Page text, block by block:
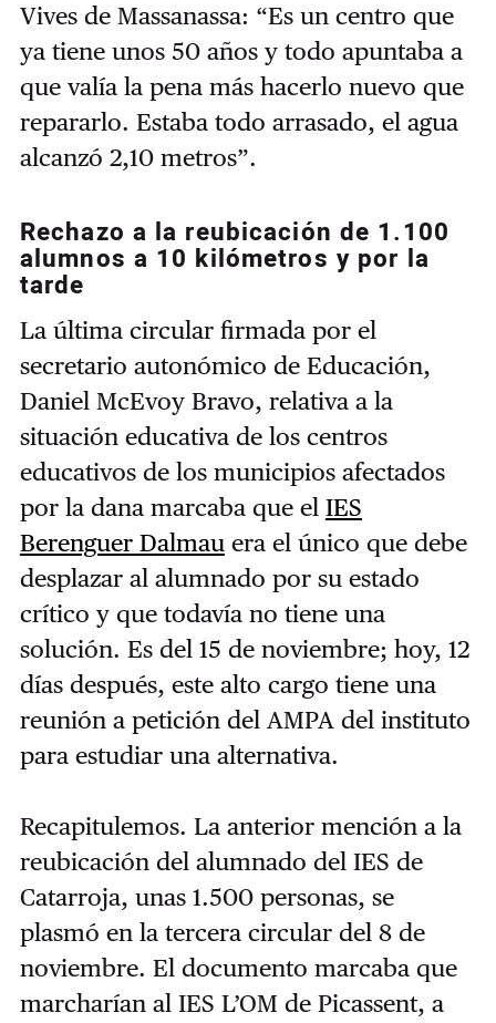
Vives de Massanassa: “Es un centro que
ya tiene unos 50 años y todo apuntaba a
que valía la pena más hacerlo nuevo que
repararlo. Estaba todo arrasado, el agua
alcanzó 2,10 metros”.
Rechazo a la reubicación de 1.100
alumnos a 10 kilómetros y por la
tarde
La última circular firmada por el
secretario autonómico de Educación,
Daniel McEvoy Bravo, relativa a la
situación educativa de los centros
educativos de los municipios afectados
por la dana marcaba que el IES
Berenguer Dalmau era el único que debe
desplazar al alumnado por su estado
crítico y que todavía no tiene una
solución. Es del 15 de noviembre; hoy, 12
días después, este alto cargo tiene una
reunión a petición del AMPA del instituto
para estudiar una alternativa.
Recapitulemos. La anterior mención a la
reubicación del alumnado del IES de
Catarroja, unas 1.500 personas, se
plasmó en la tercera circular del 8 de
noviembre. El documento marcaba que
marcharían al IES L’OM de Picassent, a